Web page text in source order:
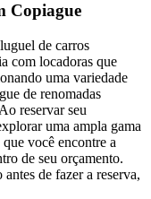
Copiague
de carros
com locadoras que
uma variedade
de renomadas
reservar seu
uma ampla gama
você encontre a
de seu orçamento.
de fazer a reserva,